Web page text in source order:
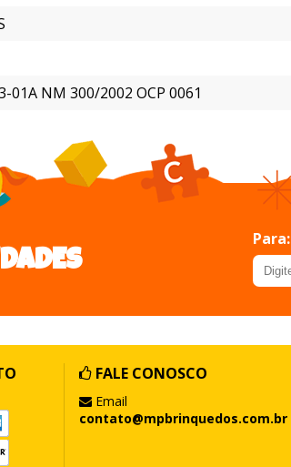
01A NM 300/2002 OCP 0061
Para:
FALE CONOSCO
Email
contato@mpbrinquedos.com.br